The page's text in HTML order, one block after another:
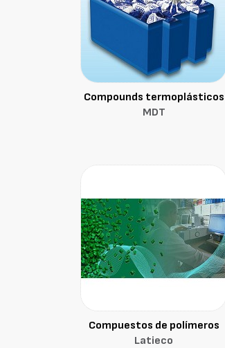
Compounds termoplásticos
MDT
Compuestos de polímeros
Latieco